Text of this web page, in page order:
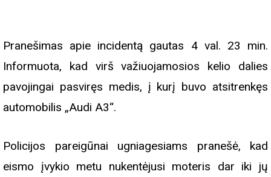
Pranešimas apie incidentą gautas 4 val. 23 min.
Informuota, kad virš važiuojamosios kelio dalies
pavojingai pasviręs medis, į kurį buvo atsitrenkęs
automobilis „Audi A3“.
Policijos pareigūnai ugniagesiams pranešė, kad
eismo įvykio metu nukentėjusi moteris dar iki jų